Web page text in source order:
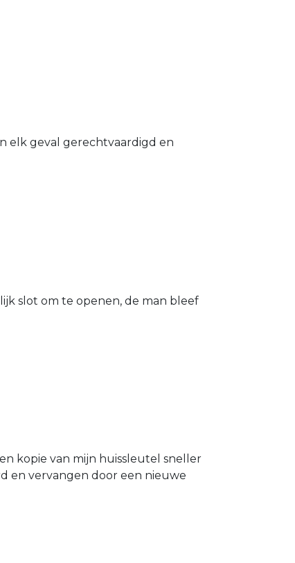
elk geval gerechtvaardigd en
slot om te openen, de man bleef
kopie van mijn huissleutel sneller
en vervangen door een nieuwe